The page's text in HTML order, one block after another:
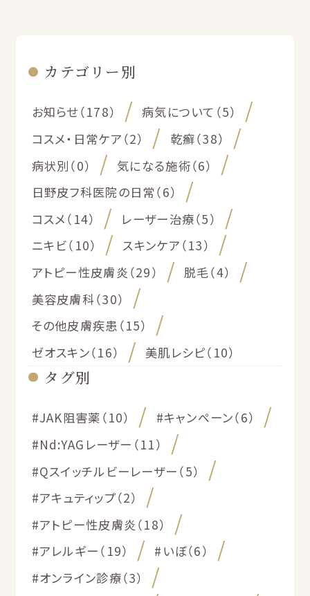
カテゴリー別
お知らせ（178）
病気について（5）
コスメ・日常ケア（2）
乾癬（38）
病状別（0）
気になる施術（6）
日野皮フ科医院の日常（6）
コスメ（14）
レーザー治療（5）
ニキビ（10）
スキンケア（13）
アトピー性皮膚炎（29）
脱毛（4）
美容皮膚科（30）
その他皮膚疾患（15）
ゼオスキン（16）
美肌レシピ（10）
タグ別
#JAK阻害薬（10）
#キャンペーン（6）
#Nd:YAGレーザー（11）
#Qスイッチルビーレーザー（5）
#アキュティップ（2）
#アトピー性皮膚炎（18）
#アレルギー（19）
#いぼ（6）
#オンライン診療（3）